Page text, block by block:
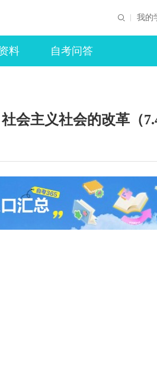
我的
料 自考问答
会主义社会的改革（